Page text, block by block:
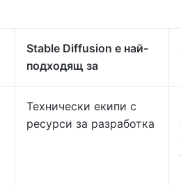
Stable Diffusion е най-
подходящ за
Технически екипи с
ресурси за разработка